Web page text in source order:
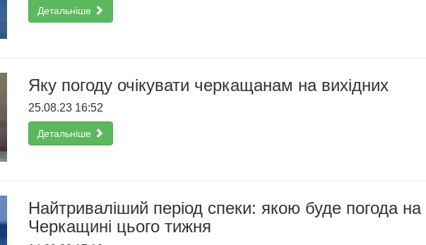
Детальніше
Яку погоду очікувати черкащанам на вихідних
25.08.23 16:52
Детальніше
Найтриваліший період спеки: якою буде погода на
Черкащині цього тижня